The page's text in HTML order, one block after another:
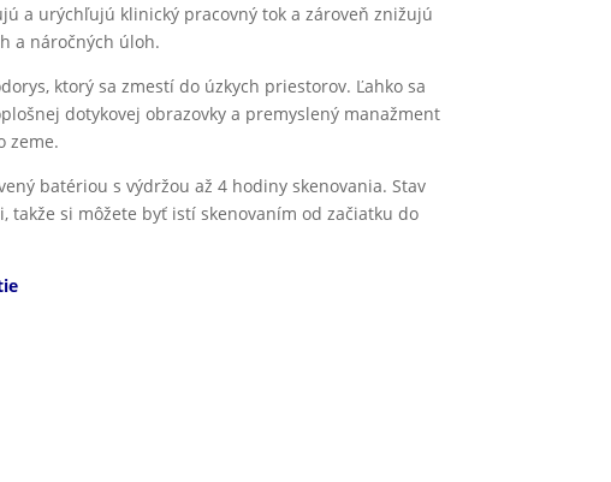
a urýchľujú klinický pracovný tok a zároveň znižujú
a náročných úloh.
ktorý sa zmestí do úzkych priestorov. Ľahko sa
dotykovej obrazovky a premyslený manažment
zeme.
batériou s výdržou až 4 hodiny skenovania. Stav
takže si môžete byť istí skenovaním od začiatku do